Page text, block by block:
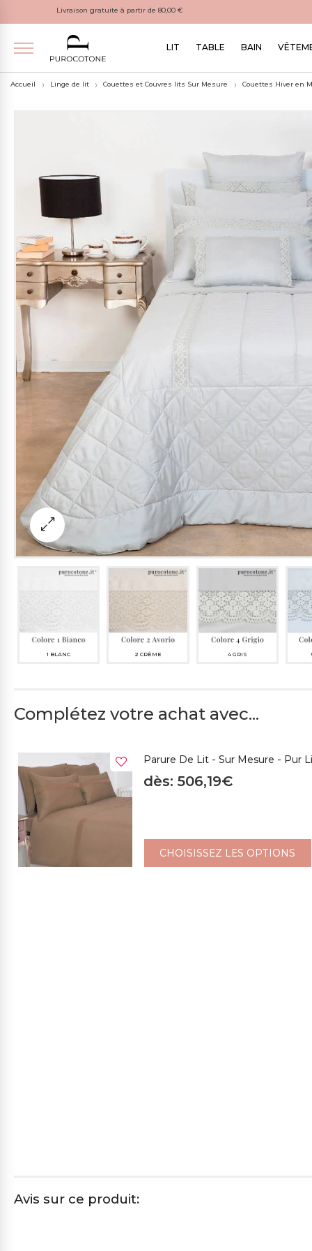
Livraison gratuite à partir de 80,00 €
LIT TABLE BAIN
Accueil Linge de lit Couettes et Couvres lits Sur Mesure Couettes Hiver en
1 BLANC 2 CRÈME 4 GRIS
Complétez votre achat avec...
Parure De Lit - Sur Mesure - Pur
dès: 506,19€
CHOISISSEZ LES OPTIONS
Avis sur ce produit: